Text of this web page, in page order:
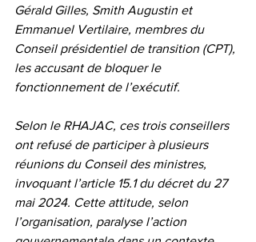
Gérald Gilles, Smith Augustin et
Emmanuel Vertilaire, membres du
Conseil présidentiel de transition (CPT),
les accusant de bloquer le
fonctionnement de l’exécutif.
Selon le RHAJAC, ces trois conseillers
ont refusé de participer à plusieurs
réunions du Conseil des ministres,
invoquant l’article 15.1 du décret du 27
mai 2024. Cette attitude, selon
l’organisation, paralyse l’action